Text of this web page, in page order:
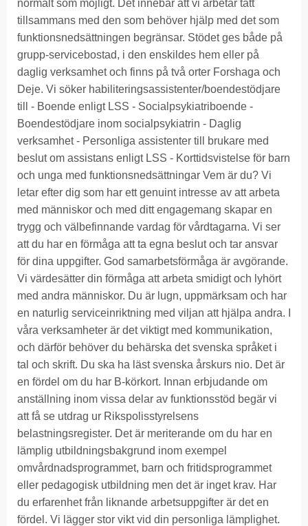
normalt som möjligt. Det innebär att vi arbetar tätt
tillsammans med den som behöver hjälp med det som
funktionsnedsättningen begränsar. Stödet ges både på
grupp-servicebostad, i den enskildes hem eller på
daglig verksamhet och finns på två orter Forshaga och
Deje. Vi söker habiliteringsassistenter/boendestödjare
till - Boende enligt LSS - Socialpsykiatriboende -
Boendestödjare inom socialpsykiatrin - Daglig
verksamhet - Personliga assistenter till brukare med
beslut om assistans enligt LSS - Korttidsvistelse för barn
och unga med funktionsnedsättningar Vem är du? Vi
letar efter dig som har ett genuint intresse av att arbeta
med människor och med ditt engagemang skapar en
trygg och välbefinnande vardag för vårdtagarna. Vi ser
att du har en förmåga att ta egna beslut och tar ansvar
för dina uppgifter. God samarbetsförmåga är avgörande.
Vi värdesätter din förmåga att arbeta smidigt och lyhört
med andra människor. Du är lugn, uppmärksam och har
en naturlig serviceinriktning med viljan att hjälpa andra. I
våra verksamheter är det viktigt med kommunikation,
och därför behöver du behärska det svenska språket i
tal och skrift. Du ska ha läst svenska årskurs nio. Det är
en fördel om du har B-körkort. Innan erbjudande om
anställning inom vissa delar av funktionsstöd begär vi
att få se utdrag ur Rikspolisstyrelsens
belastningsregister. Det är meriterande om du har en
lämplig utbildningsbakgrund inom exempel
omvårdnadsprogrammet, barn och fritidsprogrammet
eller pedagogisk utbildning men det är inget krav. Har
du erfarenhet från liknande arbetsuppgifter är det en
fördel. Vi lägger stor vikt vid din personliga lämplighet.